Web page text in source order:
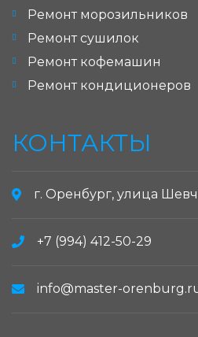
Ремонт морозильников
Ремонт сушилок
Ремонт кофемашин
Ремонт кондиционеров
КОНТАКТЫ
г. Оренбург, улица
+7 (994) 412-50-29
info@master-